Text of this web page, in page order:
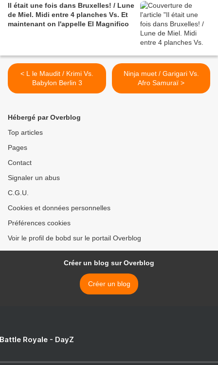
Il était une fois dans Bruxelles! / Lune
de Miel. Midi entre 4 planches Vs. Et
maintenant on l'appelle El Magnifico
< L le Maudit / Krimi Vs.
Babylon Berlin 3
Ninja muet / Garigari Vs.
Afro Samuraï >
Hébergé par Overblog
Top articles
Pages
Contact
Signaler un abus
C.G.U.
Cookies et données personnelles
Préférences cookies
Voir le profil de bobd sur le portail Overblog
Créer un blog sur Overblog
Créer un blog
Royale - DayZ